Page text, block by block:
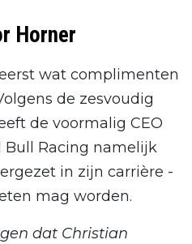
Horner
wat complimenten
de zesvoudig
de voormalig CEO
Bull Racing namelijk
in zijn carrière -
mag worden.
dat Christian